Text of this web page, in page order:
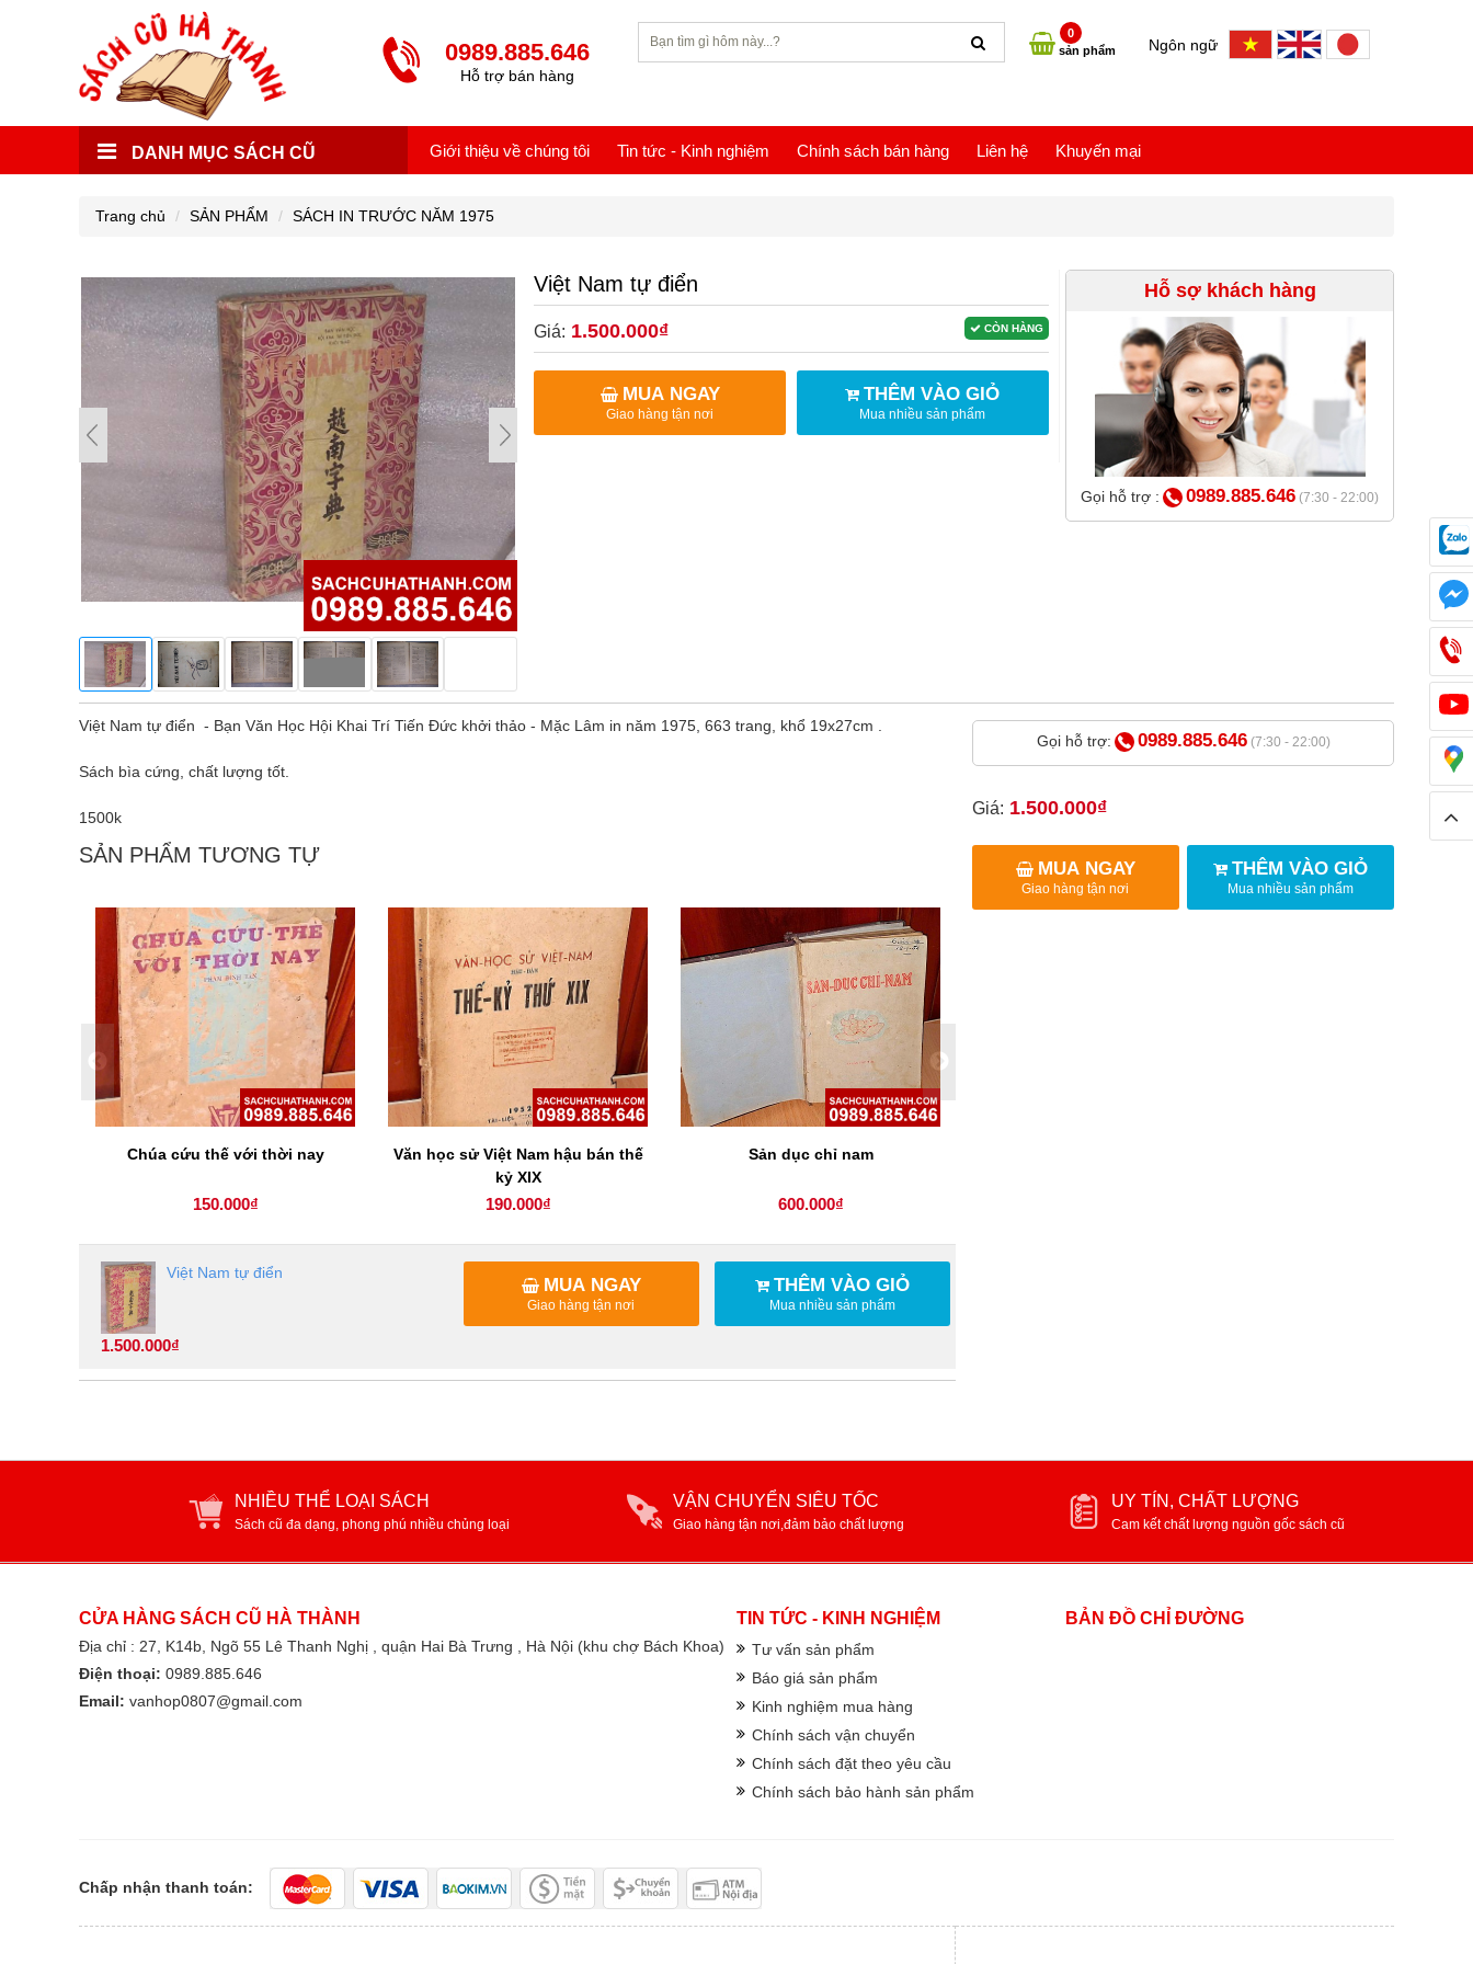
0989.885.646
Hỗ trợ bán hàng
0
sản phẩm
Ngôn ngữ
DANH MỤC SÁCH CŨ Giới thiệu về chúng tôi Tin tức - Kinh nghiệm Chính sách bán hàng Liên hệ Khuyến mại
Trang chủ SẢN PHẨM SÁCH IN TRƯỚC NĂM 1975
Việt Nam tự điển
CÒN HÀNG
Giá: 1.500.000₫
MUA NGAY
Giao hàng tận nơi
THÊM VÀO GIỎ
Mua nhiều sản phẩm
Hỗ sợ khách hàng
Gọi hỗ trợ : 0989.885.646 (7:30 - 22:00)
Việt Nam tự điển - Bạn Văn Học Hội Khai Trí Tiến Đức khởi thảo - Mặc Lâm in năm 1975, 663 trang, khổ 19x27cm .
Sách bìa cứng, chất lượng tốt.
1500k
SẢN PHẨM TƯƠNG TỰ
Chúa cứu thế với thời nay
150.000₫
Văn học sử Việt Nam hậu bán thế
kỷ XIX
190.000₫
Sản dục chỉ nam
600.000₫
Việt Nam tự điển
1.500.000₫
THÊM VÀO GIỎ
Mua nhiều sản phẩm
MUA NGAY
Giao hàng tận nơi
Gọi hỗ trợ: 0989.885.646 (7:30 - 22:00)
Giá: 1.500.000₫
MUA NGAY
Giao hàng tận nơi
THÊM VÀO GIỎ
Mua nhiều sản phẩm
NHIỀU THỂ LOẠI SÁCH
Sách cũ đa dạng, phong phú nhiều chủng loại
VẬN CHUYỂN SIÊU TỐC
Giao hàng tận nơi,đảm bảo chất lượng
UY TÍN, CHẤT LƯỢNG
Cam kết chất lượng nguồn gốc sách cũ
CỬA HÀNG SÁCH CŨ HÀ THÀNH
Địa chỉ : 27, K14b, Ngõ 55 Lê Thanh Nghị , quận Hai Bà Trưng , Hà Nội (khu chợ Bách Khoa)
Điện thoại: 0989.885.646
Email: vanhop0807@gmail.com
TIN TỨC - KINH NGHIỆM
Tư vấn sản phẩm
Báo giá sản phẩm
Kinh nghiệm mua hàng
Chính sách vận chuyển
Chính sách đặt theo yêu cầu
Chính sách bảo hành sản phẩm
BẢN ĐỒ CHỈ ĐƯỜNG
Chấp nhận thanh toán: